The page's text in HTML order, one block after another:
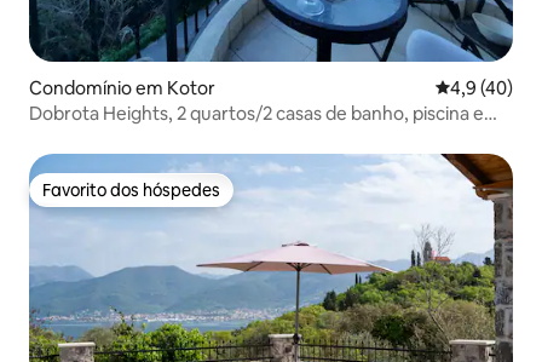
Condomínio em Kotor
4,9 (40)
Dobrota Heights, 2 quartos/2 casas de banho, piscina e
Favorito dos hóspedes
Favorito dos hóspedes